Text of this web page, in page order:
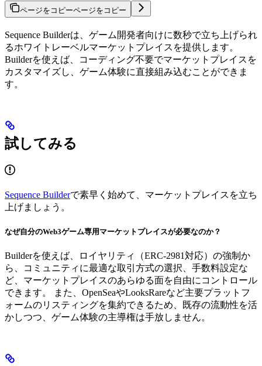
ページをコピーページをコピー
Sequence Builderは、ゲーム開発者向けに数秒で立ち上げられ
るホワイトレーベルマーケットプレイスを提供します。
Builderを使えば、コーディング不要でマーケットプレイスを
カスタマイズし、ゲーム体験に直接組み込むことができま
す。
試してみる
Sequence Builderで素早く始めて、マーケットプレイスを立ち
上げましょう。
なぜ自分のWeb3ゲーム専用マーケットプレイスが必要なのか？
Builderを使えば、ロイヤリティ（ERC-2981対応）の強制か
ら、コミュニティに最適な取引方式の選択、手数料設定な
ど、マーケットプレイスのあらゆる面を自由にコントロール
できます。 また、OpenSeaやLooksRareなど主要プラットフ
ォームのリスティングを集約できるため、既存の流動性を活
かしつつ、ゲーム体験の主導権は手放しません。